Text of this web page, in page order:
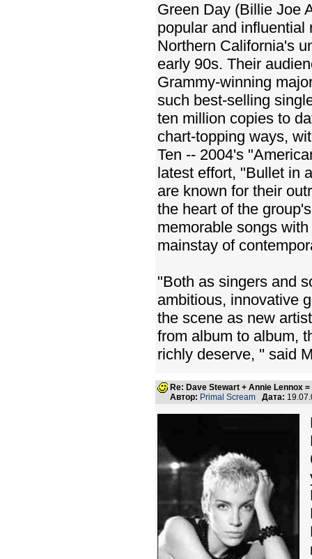
Green Day (Billie Joe
popular and influential
Northern California's
early 90s. Their
Grammy-winning
such best-selling
ten million copies to
chart-topping ways,
Ten -- 2004's
latest effort, "Bullet in
are known for their
the heart of the
memorable songs
mainstay of
"Both as singers and
ambitious, innovative
the scene as new
from album to album,
richly deserve, '' said
Re: Dave Stewart + Annie Lennox
Автор: Primal Scream Дата: